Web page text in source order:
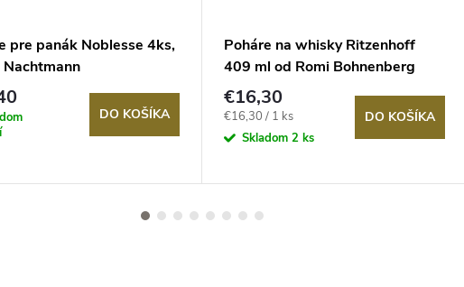
pre panák Noblesse 4ks,
DO KOŠÍKA
Poháre na whisky Ritzenhoff
409 ml od Romi Bohnenberg
€16,30
Jednotková
cena:
€16,30 / 1 ks
Skladom 2 ks
DO KOŠÍKA